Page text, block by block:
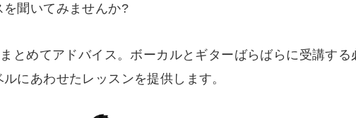
聞いてみませんか?
とめてアドバイス。ボーカルとギターばらばらに受講する
にあわせたレッスンを提供します。